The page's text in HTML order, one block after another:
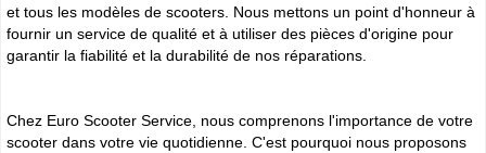
et tous les modèles de scooters. Nous mettons un point d'honneur à
fournir un service de qualité et à utiliser des pièces d'origine pour
garantir la fiabilité et la durabilité de nos réparations.
Chez Euro Scooter Service, nous comprenons l'importance de votre
scooter dans votre vie quotidienne. C'est pourquoi nous proposons